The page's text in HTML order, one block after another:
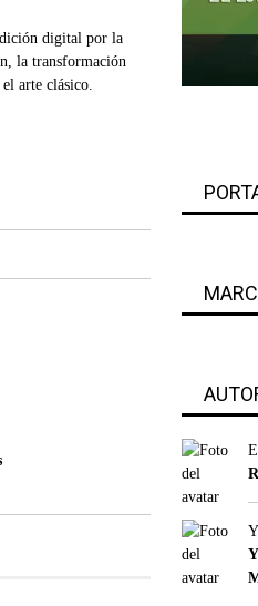
digital por la
la transformación
arte clásico.